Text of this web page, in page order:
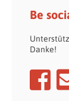
Be
Danke!